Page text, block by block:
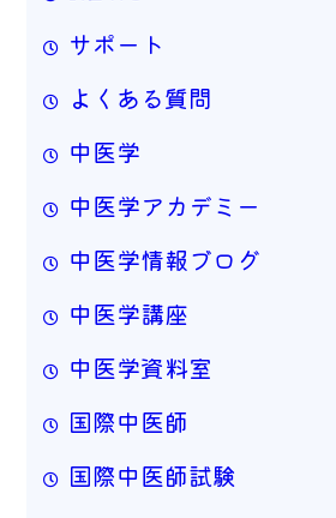
サポート
よくある質問
中医学
中医学アカデミー
中医学情報ブログ
中医学講座
中医学資料室
国際中医師
国際中医師試験